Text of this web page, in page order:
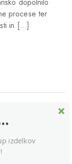
dopolnilo
procese ter
in […]
izdelkov